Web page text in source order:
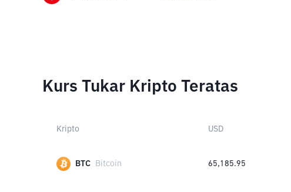
Kurs Tukar Kripto Teratas
Kripto USD
BTC Bitcoin 65,185.95